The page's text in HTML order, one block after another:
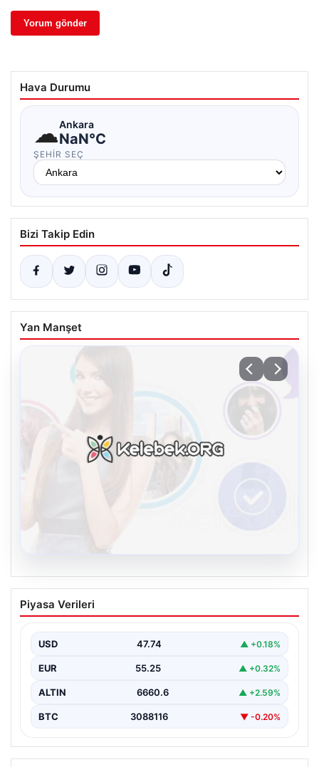
Hava Durumu
☁Ankara
NaN°C
ŞEHIR SEÇ
Bizi Takip Edin
Yan Manşet
08.08.2026
Kelebek.Org İle Çevrim içi İletişimin
Sertifikalı Adresi Ve Chat Deneyimi
iletişim kurması ciddi bir hassasiyet ifade etmektedir.
Günümüzde…
Piyasa Verileri
USD 47.74 ▲ +0.18%
EUR 55.25 ▲ +0.32%
ALTIN 6660.6 ▲ +2.59%
BTC 3088116 ▼ -0.20%